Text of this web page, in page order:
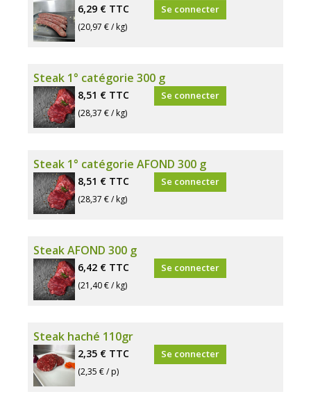
6,29 € TTC
(20,97 € / kg)
Se connecter
Steak 1° catégorie 300 g
8,51 € TTC
(28,37 € / kg)
Se connecter
Steak 1° catégorie AFOND 300 g
8,51 € TTC
(28,37 € / kg)
Se connecter
Steak AFOND 300 g
6,42 € TTC
(21,40 € / kg)
Se connecter
Steak haché 110gr
2,35 € TTC
(2,35 € / p)
Se connecter